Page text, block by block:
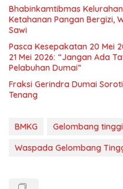
Bhabinkamtibmas
Ketahanan Pangan Bergizi,
Sawi
Pasca Kesepakatan 20 Mei
21 Mei 2026: “Jangan Ada
Pelabuhan Dumai”
Fraksi Gerindra Dumai
Tenang
BMKG Gelombang tinggi
Waspada Gelombang